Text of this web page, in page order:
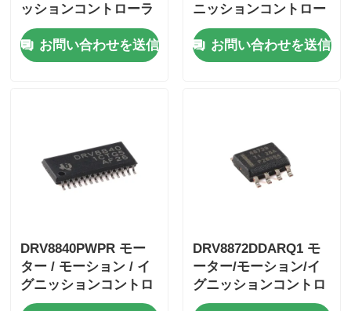
ッションコントローラ
ー＆ドライバー 40V
3.5A Hブリッジモータ
ードライバー (I
お問い合わせを送信
ニッションコントロー
ラとドライバー 1.4A
バイポラール Stpr Mo
Tor ドライバー
お問い合わせを送信
DRV8840PWPR モー
ター / モーション / イ
グニッションコントロ
ーラとドライバー 5A
DRV8872DDARQ1 モ
ーター/モーション/イ
グニッションコントロ
ーラー＆ドライバー